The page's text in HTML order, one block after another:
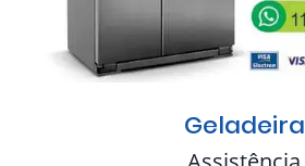
Geladeira